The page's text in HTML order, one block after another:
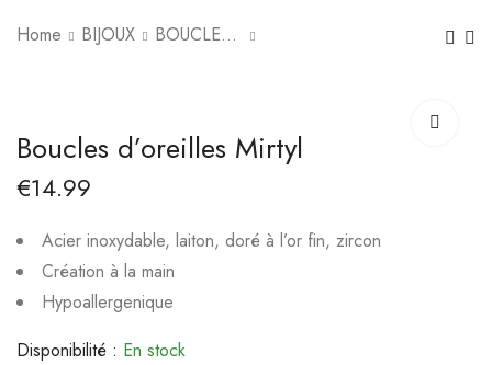
Home BIJOUX BOUCLES D'OREILLES
€
UNIQ perle d'eau
Boucles d’oreilles Mirtyl
€14.99
Acier inoxydable, laiton, doré à l’or fin, zircon
Création à la main
Hypoallergenique
Disponibilité : En stock